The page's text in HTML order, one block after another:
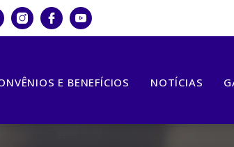
E BENEFÍCIOS NOTÍCIAS